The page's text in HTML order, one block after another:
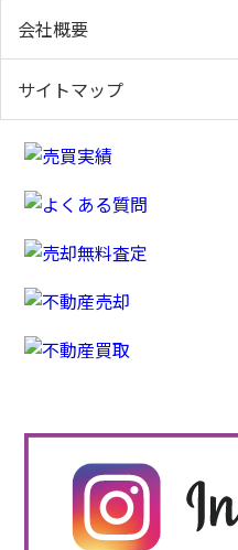
会社概要
サイトマップ